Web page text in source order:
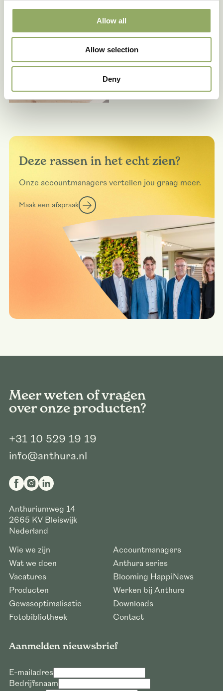
Allow all
Allow selection
Deny
Deze rassen in het echt zien?
Onze accountmanagers vertellen jou graag meer.
Maak een afspraak
Meer weten of vragen
over onze producten?
+31 10 529 19 19
info@anthura.nl
Anthuriumweg 14
2665 KV Bleiswijk
Nederland
Wie we zijn
Wat we doen
Vacatures
Producten
Gewasoptimalisatie
Fotobibliotheek
Accountmanagers
Anthura series
Blooming HappiNews
Werken bij Anthura
Downloads
Contact
Aanmelden nieuwsbrief
E-mailadres
Bedrijfsnaam